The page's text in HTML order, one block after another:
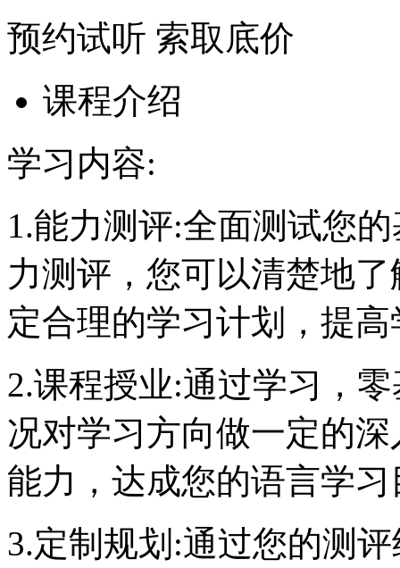
预约试听 索取底价
课程介绍
学习内容:
1.能力测评:全面测试您
力测评，您可以清楚地
定合理的学习计划，提
2.课程授业:通过学习，
况对学习方向做一定的
能力，达成您的语言学习
3.定制规划:通过您的测